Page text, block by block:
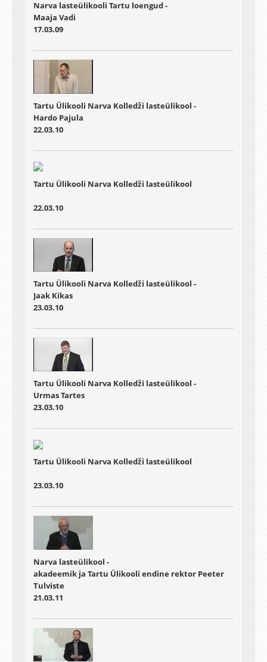
Narva lasteülikooli Tartu loengud -
Maaja Vadi
17.03.09
Tartu Ülikooli Narva Kolledži lasteülikool -
Hardo Pajula
22.03.10
Tartu Ülikooli Narva Kolledži lasteülikool
22.03.10
Tartu Ülikooli Narva Kolledži lasteülikool -
Jaak Kikas
23.03.10
Tartu Ülikooli Narva Kolledži lasteülikool -
Urmas Tartes
23.03.10
Tartu Ülikooli Narva Kolledži lasteülikool
23.03.10
Narva lasteülikool -
akadeemik ja Tartu Ülikooli endine rektor Peeter
Tulviste
21.03.11